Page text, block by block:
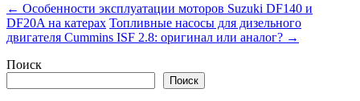
← Особенности эксплуатации моторов Suzuki DF140 и
DF20A на катерах Топливные насосы для дизельного
двигателя Cummins ISF 2.8: оригинал или аналог? →
Поиск
Поиск